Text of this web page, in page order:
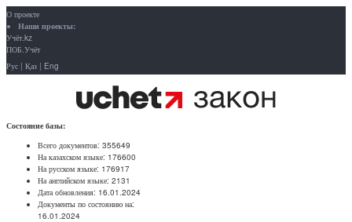
О проекте
Наши проекты:
Учёт.kz
ПОБ.Учёт
Рус | Қаз | Eng
Состояние базы:
Всего документов: 355649
На казахском языке: 176600
На русском языке: 176917
На английском языке: 2131
Дата обновления: 16.01.2024
Документы по состоянию на:
16.01.2024